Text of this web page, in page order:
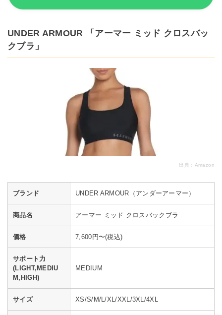
UNDER ARMOUR 「アーマー ミッド クロスバッ
クブラ」
出典： Amazon
ブランド UNDER ARMOUR（アンダーアーマー）
商品名 アーマー ミッド クロスバックブラ
価格 7,600円〜(税込)
サポート力
(LIGHT,MEDIU
M,HIGH)
MEDIUM
サイズ XS/S/M/L/XL/XXL/3XL/4XL